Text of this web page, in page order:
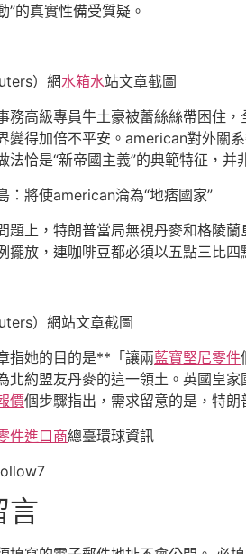
”的真實性備受質疑。
）網水箱水站文章截圖
務高級專員牛土豪被蕾絲絲帶困住
變得加倍不平安。american對外關
法恰是“新帝國主義”的典範特征，并
：將使american淪為“地痞國家”
題上，特朗普當局無視丹麥和格陵
擺放，連咖啡豆都必須以五點三比
）網站文章截圖
指她的目的是**「讓兩藍寶堅尼零件
北約盟友丹麥的這一領土。英國皇
價個步驟指出，需求留意的是，特朗
件進口商總臺環球資訊
言